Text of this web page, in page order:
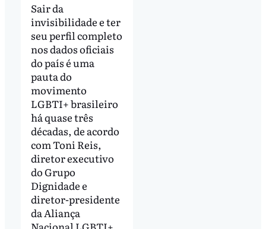
Sair da
invisibilidade e ter
seu perfil completo
nos dados oficiais
do país é uma
pauta do
movimento
LGBTI+ brasileiro
há quase três
décadas, de acordo
com Toni Reis,
diretor executivo
do Grupo
Dignidade e
diretor-presidente
da Aliança